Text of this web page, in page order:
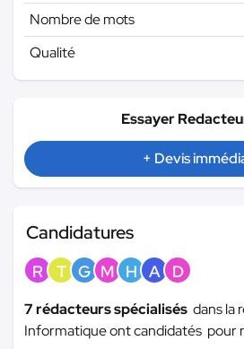
Nombre de mots
Qualité
Essayer
+ Devis
Candidatures
R T G M H A D
7 rédacteurs spécialisés dans la
Informatique ont candidatés pour